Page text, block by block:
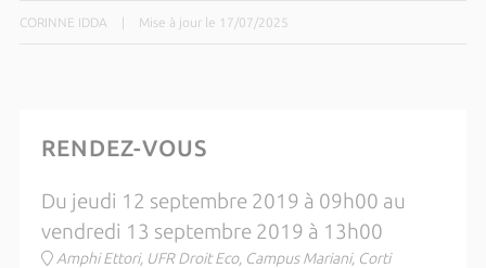
CORINNE IDDA Mise à jour le 17/07/2025
RENDEZ-VOUS
Du jeudi 12 septembre 2019 à 09h00 au
vendredi 13 septembre 2019 à 13h00
Amphi Ettori, UFR Droit Eco, Campus Mariani, Corti